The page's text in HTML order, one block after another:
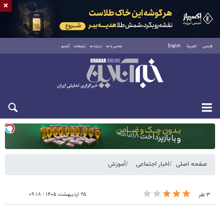
فارسی العربية English تماس با ما درباره ما تبلیغات آرشیو
یکشنبه ۱۸ مرداد ۱۴۰۵
صفحه اصلی اخبار اجتماعی آموزش
۳ نفر ۲۵ اردیبهشت ۱۴۰۵ - ۰۹:۱۸
×